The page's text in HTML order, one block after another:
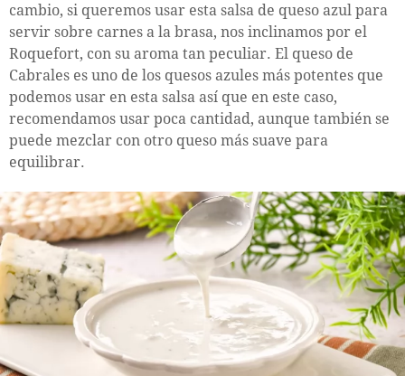
cambio, si queremos usar esta salsa de queso azul para
servir sobre carnes a la brasa, nos inclinamos por el
Roquefort, con su aroma tan peculiar. El queso de
Cabrales es uno de los quesos azules más potentes que
podemos usar en esta salsa así que en este caso,
recomendamos usar poca cantidad, aunque también se
puede mezclar con otro queso más suave para
equilibrar.